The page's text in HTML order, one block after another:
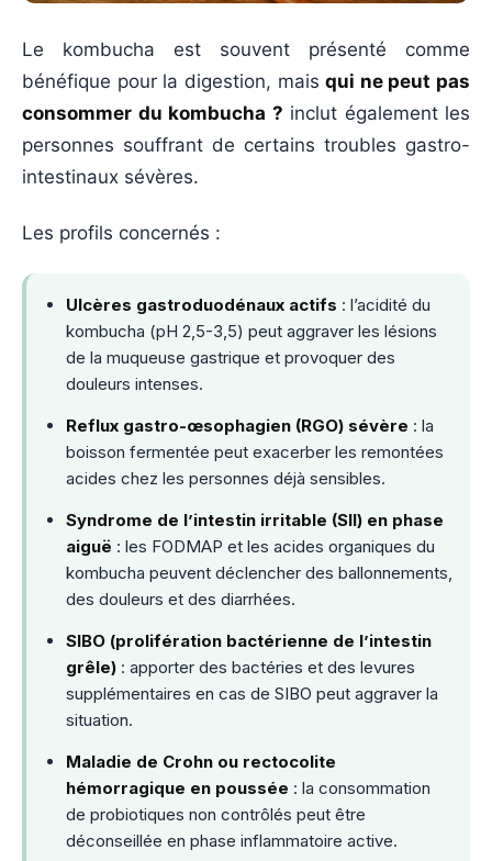
Le kombucha est souvent présenté comme
bénéfique pour la digestion, maisqui ne peut pas
consommer du kombucha ? inclut également les
personnes souffrant de certains troubles gastro-
intestinaux sévères.
Les profils concernés :
Ulcères gastroduodénaux actifs : l’acidité du
kombucha (pH 2,5-3,5) peut aggraver les lésions
de la muqueuse gastrique et provoquer des
douleurs intenses.
Reflux gastro-œsophagien (RGO) sévère : la
boisson fermentée peut exacerber les remontées
acides chez les personnes déjà sensibles.
Syndrome de l’intestin irritable (SII) en phase
aiguë : les FODMAP et les acides organiques du
kombucha peuvent déclencher des ballonnements,
des douleurs et des diarrhées.
SIBO (prolifération bactérienne de l’intestin
grêle) : apporter des bactéries et des levures
supplémentaires en cas de SIBO peut aggraver la
situation.
Maladie de Crohn ou rectocolite
hémorragique en poussée : la consommation
de probiotiques non contrôlés peut être
déconseillée en phase inflammatoire active.